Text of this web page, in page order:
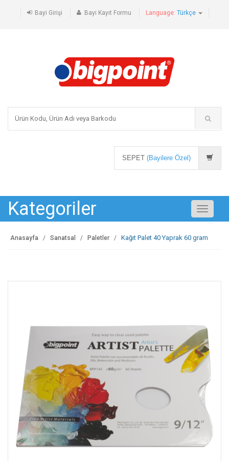
Bayi Girişi Bayi Kayıt Formu Language: Türkçe
SEPET (Bayilere Özel)
Kategoriler
Toggle
Anasayfa Sanatsal Paletler Kağıt Palet 40 Yaprak 60 gram